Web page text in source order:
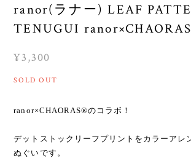
ranor(ラナー) LEAF
TENUGUI
¥3,300
SOLD OUT
ranor×CHAORAS®のコラボ！
デットストックリーフプリントをカラーアレ
ぬぐいです。